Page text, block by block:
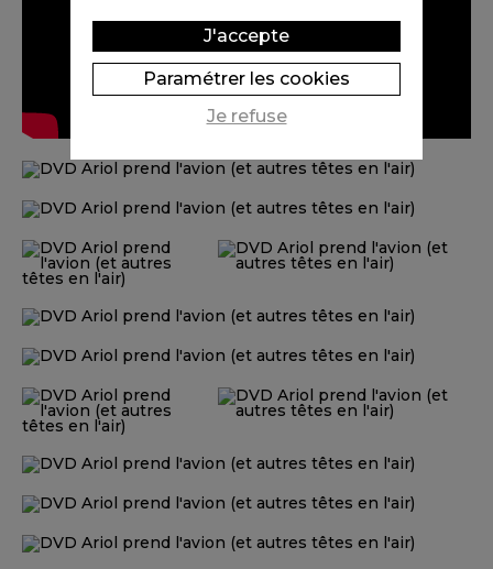
J'accepte
Paramétrer les cookies
Je refuse